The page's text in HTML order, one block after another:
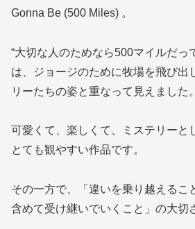
Gonna Be (500 Miles) 。
“大切な人のためなら500マイルだっ
は、ジョージのために牧場を飛び出
リーたちの姿と重なって見えました。
可愛くて、楽しくて、ミステリーと
とても観やすい作品です。
その一方で、「違いを乗り越えるこ
含めて受け継いでいくこと」の大切